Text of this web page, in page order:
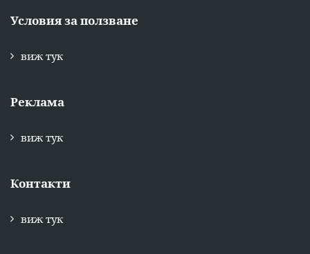
Условия за ползване
виж тук
Реклама
виж тук
Контакти
виж тук